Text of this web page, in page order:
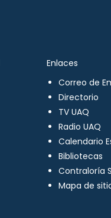
Enlaces
Correo de
Directorio
TV UAQ
Radio UAQ
Calendario
Bibliotecas
Contraloría
Mapa de